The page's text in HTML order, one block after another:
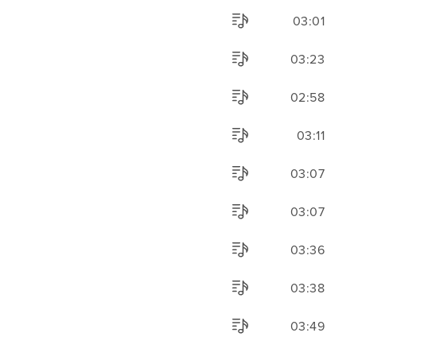
03:01
03:23
02:58
03:11
03:07
03:07
03:36
03:38
03:49